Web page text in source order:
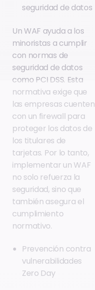
seguridad de datos
Un WAF ayuda a los
minoristas a cumplir
con normas de
seguridad de datos
como PCI DSS. Esta
normativa exige que
las empresas cuenten
con un firewall para
proteger los datos de
los titulares de
tarjetas. Por lo tanto,
implementar un WAF
no solo refuerza la
seguridad, sino que
también asegura el
cumplimiento
normativo.
Prevención contra
vulnerabilidades
Zero Day